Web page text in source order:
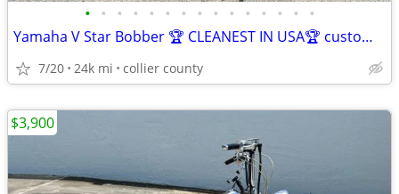
• • • • • • • • • • • • • • •
Yamaha V Star Bobber 🏆 CLEANEST IN USA🏆 custom with FL title in hand
7/20 24k mi collier county
$3,900